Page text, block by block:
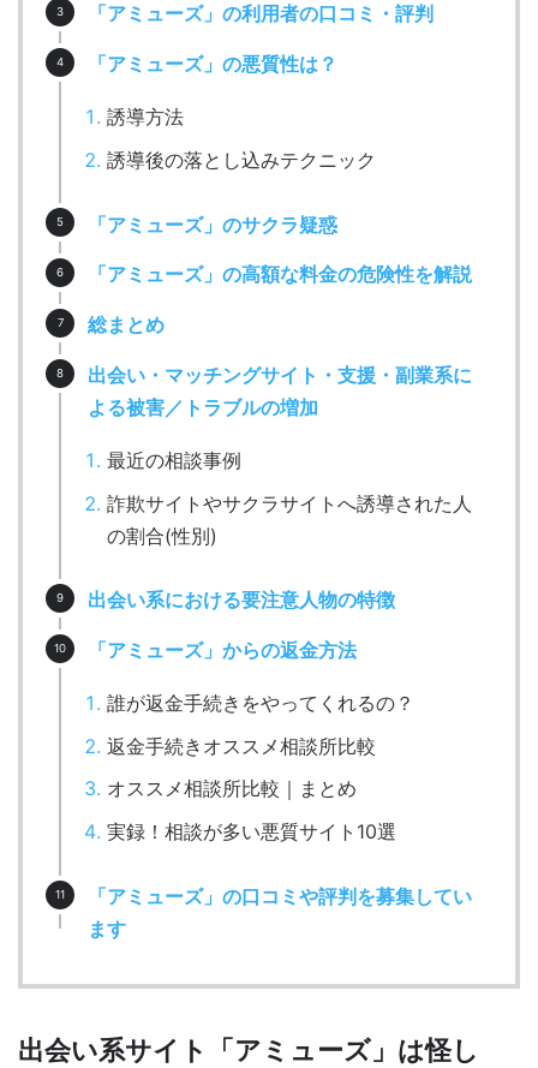
「アミューズ」の利用者の口コミ・評判
「アミューズ」の悪質性は？
誘導方法
誘導後の落とし込みテクニック
「アミューズ」のサクラ疑惑
「アミューズ」の高額な料金の危険性を解説
総まとめ
出会い・マッチングサイト・支援・副業系に
よる被害／トラブルの増加
最近の相談事例
詐欺サイトやサクラサイトへ誘導された人
の割合(性別)
出会い系における要注意人物の特徴
「アミューズ」からの返金方法
誰が返金手続きをやってくれるの？
返金手続きオススメ相談所比較
オススメ相談所比較｜まとめ
実録！相談が多い悪質サイト10選
「アミューズ」の口コミや評判を募集してい
ます
出会い系サイト「アミューズ」は怪し